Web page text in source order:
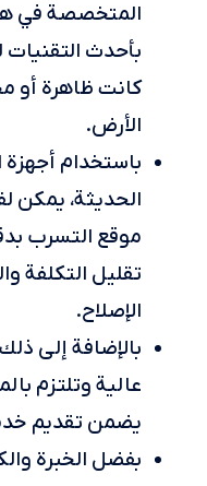
المتخصصة في
بأحدث
كانت ظاهرة أو
الأرض.
باستخدام
الحديثة، يمكن
موقع التسرب
تقليل التكلفة
الإصلاح.
بالإضافة إلى
عالية وتلتزم
يضمن تقديم
بفضل الخبرة